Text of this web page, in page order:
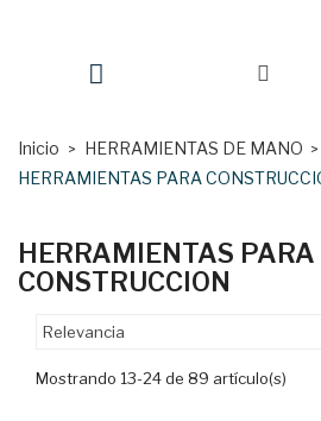
Inicio
HERRAMIENTAS DE MANO
HERRAMIENTAS PARA
HERRAMIENTAS PARA
CONSTRUCCION
Relevancia
Mostrando 13-24 de 89 artículo(s)